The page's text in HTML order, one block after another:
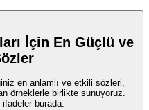
İçin En Güçlü ve
en anlamlı ve etkili sözleri,
örneklerle birlikte sunuyoruz.
burada.